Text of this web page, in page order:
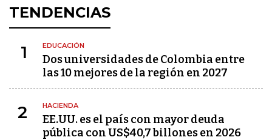
TENDENCIAS
1 EDUCACIÓN
Dos universidades de Colombia entre
las 10 mejores de la región en 2027
2 HACIENDA
EE.UU. es el país con mayor deuda
pública con US$40,7 billones en 2026